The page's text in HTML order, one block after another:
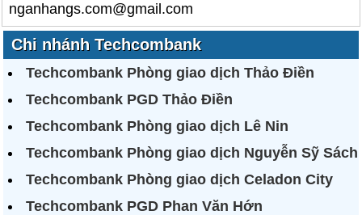
nganhangs.com@gmail.com
Chi nhánh Techcombank
Techcombank Phòng giao dịch Thảo Điền
Techcombank PGD Thảo Điền
Techcombank Phòng giao dịch Lê Nin
Techcombank Phòng giao dịch Nguyễn Sỹ Sách
Techcombank Phòng giao dịch Celadon City
Techcombank PGD Phan Văn Hớn